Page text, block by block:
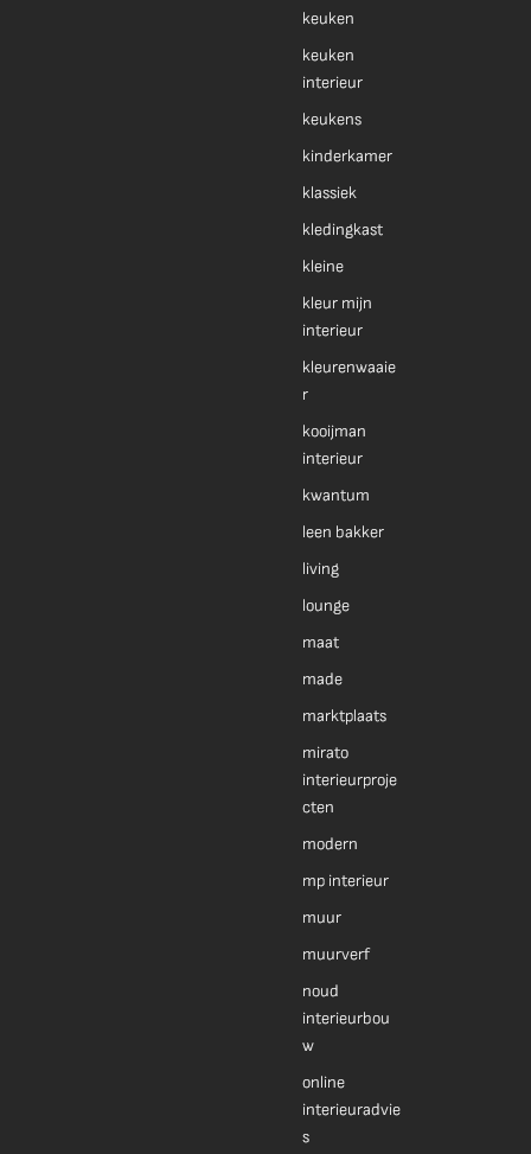
keuken
keuken
interieur
keukens
kinderkamer
klassiek
kledingkast
kleine
kleur mijn
interieur
kleurenwaaie
r
kooijman
interieur
kwantum
leen bakker
living
lounge
maat
made
marktplaats
mirato
interieurproje
cten
modern
mp interieur
muur
muurverf
noud
interieurbou
w
online
interieuradvie
s